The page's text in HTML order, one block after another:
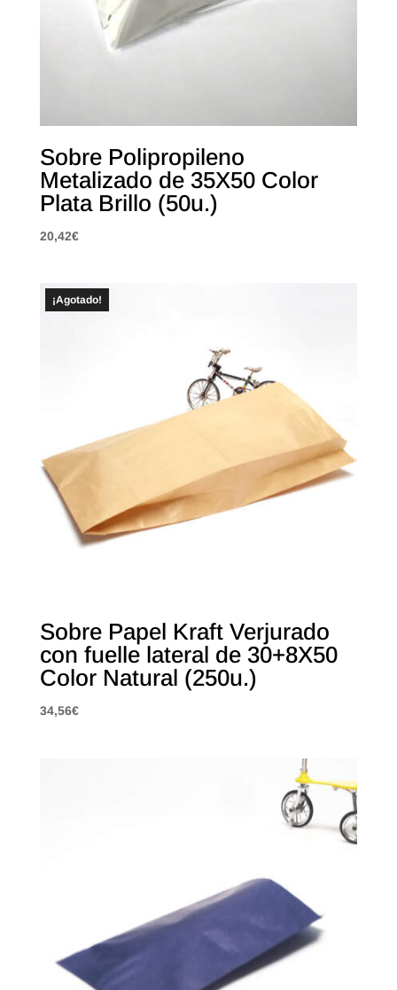
Sobre Polipropileno
Metalizado de 35X50 Color
Plata Brillo (50u.)
20,42€
¡Agotado!
Sobre Papel Kraft Verjurado
con fuelle lateral de 30+8X50
Color Natural (250u.)
34,56€